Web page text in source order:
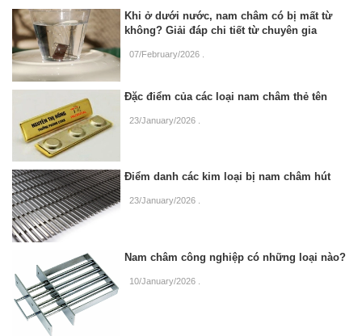
Khi ở dưới nước, nam châm có bị mất từ
không? Giải đáp chi tiết từ chuyên gia
07/February/2026
Đặc điểm của các loại nam châm thẻ tên
23/January/2026
Điểm danh các kim loại bị nam châm hút
23/January/2026
Nam châm công nghiệp có những loại nào?
10/January/2026